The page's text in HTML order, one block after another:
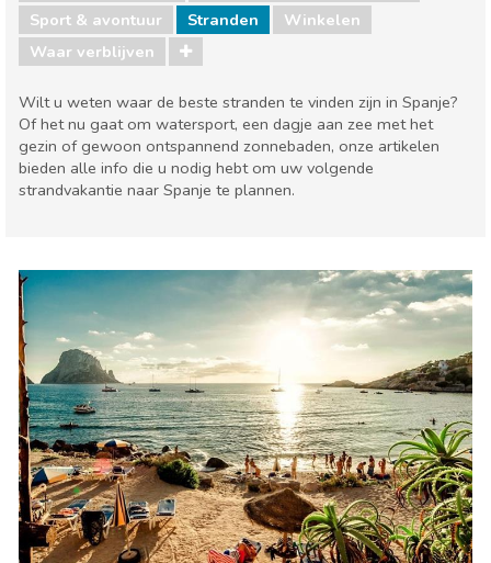
Sport & avontuur
Stranden
Winkelen
Waar verblijven
Wilt u weten waar de beste stranden te vinden zijn in Spanje?
Of het nu gaat om watersport, een dagje aan zee met het
gezin of gewoon ontspannend zonnebaden, onze artikelen
bieden alle info die u nodig hebt om uw volgende
strandvakantie naar Spanje te plannen.
Eten & Restaurants
Kind & Familie
Lokale evenementen
Museum & Kunst
Nachtleven & bars
Natuur & buitenactiviteiten
Sport & avontuur
Stranden
Winkelen
Waar verblijven